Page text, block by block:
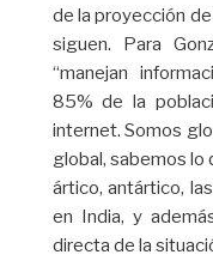
de la proyección
siguen. Para
“manejan
85% de la
internet. Somos
global, sabemos lo
ártico, antártico,
en India, y
directa de la